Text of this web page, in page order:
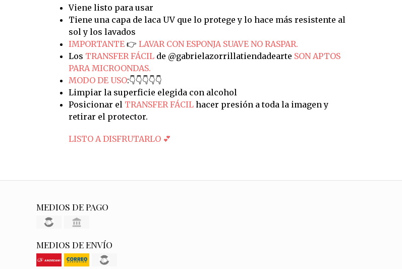
Viene listo para usar
Tiene una capa de laca UV que lo protege y lo hace más resistente al
sol y los lavados
IMPORTANTE 👉 LAVAR CON ESPONJA SUAVE NO RASPAR.
Los TRANSFER FÁCILde @gabrielazorrillatiendadearte SON APTOS
PARA MICROONDAS.
MODO DE USO:👇👇👇👇👇
Limpiar la superficie elegida con alcohol
Posicionar el TRANSFER FÁCILhacer presión a toda la imagen y
retirar el protector.
LISTO A DISFRUTARLO 💕
MEDIOS DE PAGO
MEDIOS DE ENVÍO